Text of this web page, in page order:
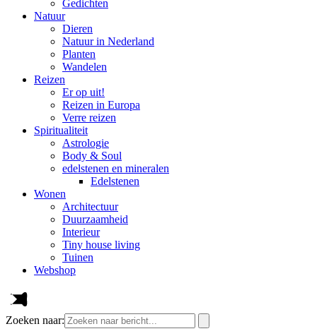
Gedichten
Natuur
Dieren
Natuur in Nederland
Planten
Wandelen
Reizen
Er op uit!
Reizen in Europa
Verre reizen
Spiritualiteit
Astrologie
Body & Soul
edelstenen en mineralen
Edelstenen
Wonen
Architectuur
Duurzaamheid
Interieur
Tiny house living
Tuinen
Webshop
Zoeken naar: